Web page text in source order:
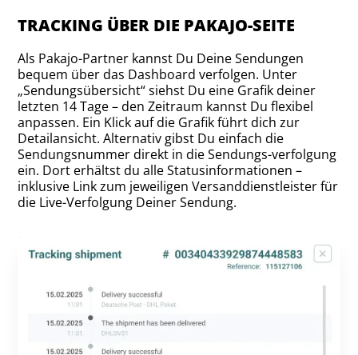
TRACKING ÜBER DIE PAKAJO-SEITE
Als Pakajo-Partner kannst Du Deine Sendungen
bequem über das Dashboard verfolgen. Unter
„Sendungsübersicht“ siehst Du eine Grafik deiner
letzten 14 Tage – den Zeitraum kannst Du flexibel
anpassen. Ein Klick auf die Grafik führt dich zur
Detailansicht. Alternativ gibst Du einfach die
Sendungsnummer direkt in die Sendungs-verfolgung
ein. Dort erhältst du alle Statusinformationen –
inklusive Link zum jeweiligen Versanddienstleister für
die Live-Verfolgung Deiner Sendung.